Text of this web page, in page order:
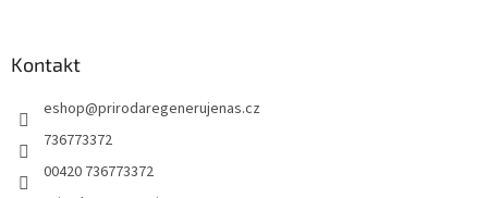
Kontakt
eshop@prirodaregenerujenas.cz
736773372
00420 736773372